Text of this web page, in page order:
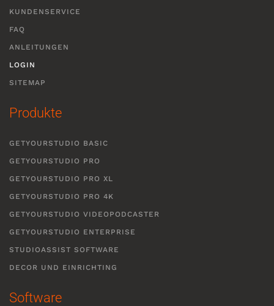
KUNDENSERVICE
FAQ
ANLEITUNGEN
LOGIN
SITEMAP
Produkte
GETYOURSTUDIO BASIC
GETYOURSTUDIO PRO
GETYOURSTUDIO PRO XL
GETYOURSTUDIO PRO 4K
GETYOURSTUDIO VIDEOPODCASTER
GETYOURSTUDIO ENTERPRISE
STUDIOASSIST SOFTWARE
DECOR UND EINRICHTING
Software